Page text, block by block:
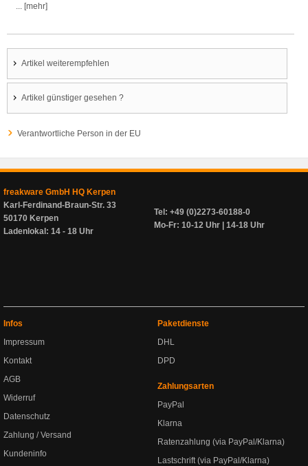
... [mehr]
Artikel weiterempfehlen
Artikel günstiger gesehen ?
Verantwortliche Person in der EU
freakware GmbH HQ Kerpen
Karl-Ferdinand-Braun-Str. 33
50170 Kerpen
Ladenlokal: 14 - 18 Uhr
Tel: +49 (0)2273-60188-0
Mo-Fr: 10-12 Uhr | 14-18 Uhr
Infos
Impressum
Kontakt
AGB
Widerruf
Datenschutz
Zahlung / Versand
Kundeninfo
Paketdienste
DHL
DPD
Zahlungsarten
PayPal
Klarna
Ratenzahlung (via PayPal/Klarna)
Lastschrift (via PayPal/Klarna)